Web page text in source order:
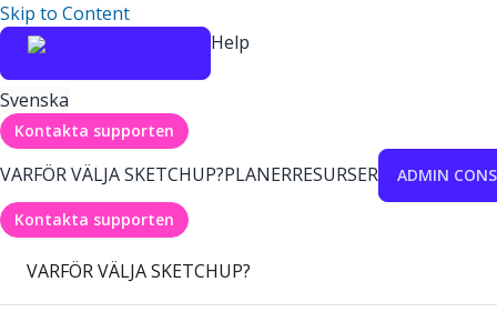
Skip to Content
Help
Svenska
Kontakta supporten
VARFÖR VÄLJA SKETCHUP?PLANERRESURSER ADMIN
Kontakta supporten
VARFÖR VÄLJA SKETCHUP?